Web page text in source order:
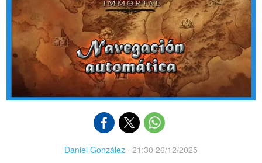
Daniel González · 21:30 26/12/2025